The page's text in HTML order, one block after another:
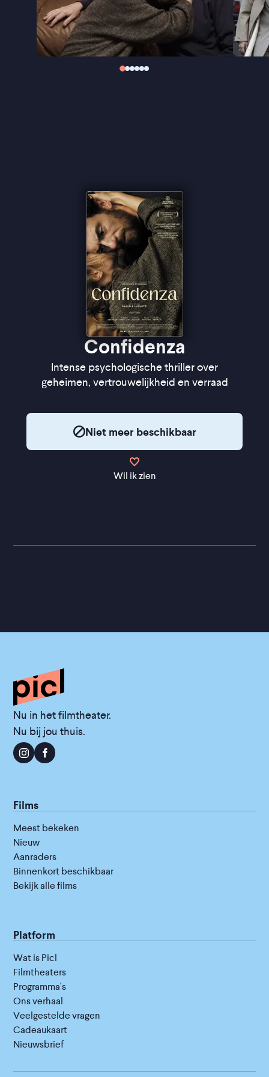
waardoor de intensiteit beetje bij beetje wordt
opgevoerd, met de muziek van Radiohead-
voorman Thom Yorke als verbindend element.
“Een slim geschreven film met goede acteurs en
door de sterke vrouwelijke hoofdrol en de
tegenkleurende score van Radiohead-frontman
Thom Yorke.” –de Filmkrant
Confidenza
Intense psychologische thriller over
geheimen, vertrouwelijkheid en verraad
Niet meer beschikbaar
Wil ik zien
Nu in het filmtheater.
Nu bij jou thuis.
Films
Meest bekeken
Nieuw
Aanraders
Binnenkort beschikbaar
Bekijk alle films
Platform
Wat is Picl
Filmtheaters
Programma's
Ons verhaal
Veelgestelde vragen
Cadeaukaart
Nieuwsbrief